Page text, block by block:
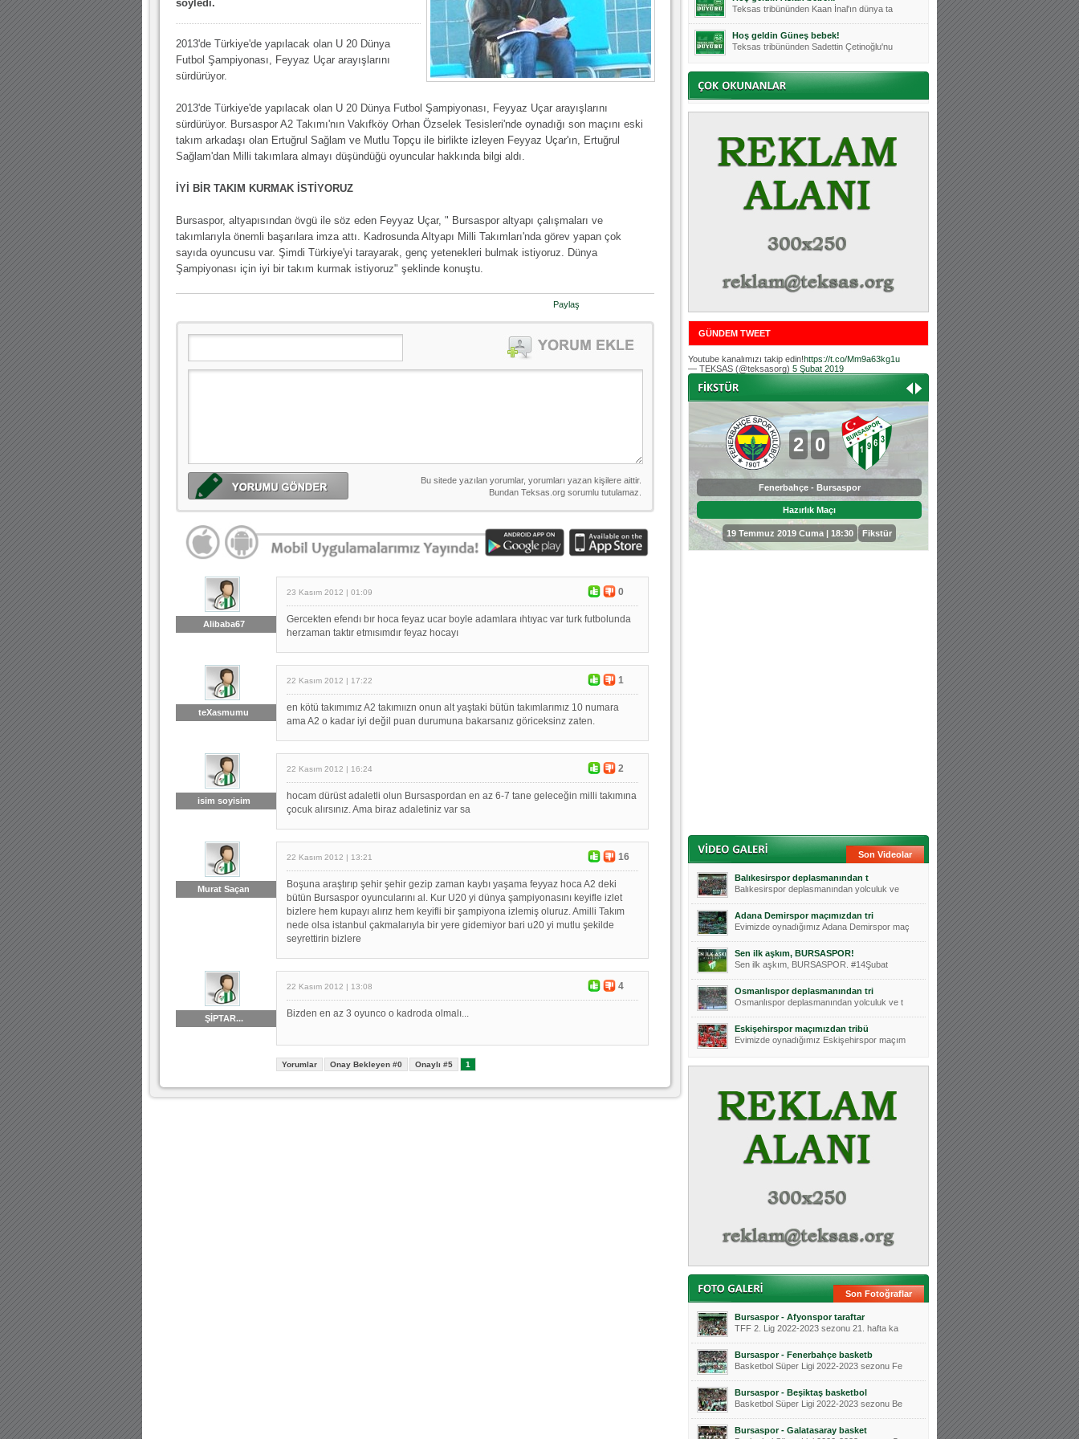
10.04.2023 14:44 |Hoş geldin Göktuğ Bebek!
30.12.2022 18:00 |Hoş geldin Kadir Kağan Bebek!
11.11.2025 14:13 |
16.07.2024 14:32 |Hoş geldin Kerem Bebek!
08.01.2024 19:01 |Hoş geldin Aslan bebek!
03.01.2024 19:09 | Hoş geldin Güneş bebek!
söyledi.
2013'de Türkiye'de yapılacak olan U 20 Dünya
Futbol Şampiyonası, Feyyaz Uçar arayışlarını
sürdürüyor.
2013'de Türkiye'de yapılacak olan U 20 Dünya Futbol Şampiyonası, Feyyaz Uçar arayışlarını
sürdürüyor. Bursaspor A2 Takımı'nın Vakıfköy Orhan Özselek Tesisleri'nde oynadığı son maçını eski
takım arkadaşı olan Ertuğrul Sağlam ve Mutlu Topçu ile birlikte izleyen Feyyaz Uçar'ın, Ertuğrul
Sağlam'dan Milli takımlara almayı düşündüğü oyuncular hakkında bilgi aldı.
İYİ BİR TAKIM KURMAK İSTİYORUZ
Bursaspor, altyapısından övgü ile söz eden Feyyaz Uçar, " Bursaspor altyapı çalışmaları ve
takımlarıyla önemli başarılara imza attı. Kadrosunda Altyapı Milli Takımları'nda görev yapan çok
sayıda oyuncusu var. Şimdi Türkiye'yi tarayarak, genç yetenekleri bulmak istiyoruz. Dünya
Şampiyonası için iyi bir takım kurmak istiyoruz" şeklinde konuştu.
Paylaş
Alibaba67
23 Kasım 2012 | 01:09 0
Gercekten efendı bır hoca feyaz ucar boyle adamlara ıhtıyac var turk futbolunda
herzaman taktır etmısımdır feyaz hocayı
teXasmumu
22 Kasım 2012 | 17:22 1
en kötü takımımız A2 takımıızn onun alt yaştaki bütün takımlarımız 10 numara
ama A2 o kadar iyi değil puan durumuna bakarsanız göriceksinz zaten.
isim soyisim
22 Kasım 2012 | 16:24 2
hocam dürüst adaletli olun Bursaspordan en az 6-7 tane geleceğin milli takımına
çocuk alırsınız. Ama biraz adaletiniz var sa
Murat Saçan
22 Kasım 2012 | 13:21 16
Boşuna araştırıp şehir şehir gezip zaman kaybı yaşama feyyaz hoca A2 deki
bütün Bursaspor oyuncularını al. Kur U20 yi dünya şampiyonasını keyifle izlet
bizlere hem kupayı alırız hem keyifli bir şampiyona izlemiş oluruz. Amilli Takım
nede olsa istanbul çakmalarıyla bir yere gidemiyor bari u20 yi mutlu şekilde
seyrettirin bizlere
ŞİPTAR...
22 Kasım 2012 | 13:08 4
Bizden en az 3 oyunco o kadroda olmalı...
Yorumlar Onay Bekleyen #0 Onaylı #5 1
Teksas tribününden Kaan İnal'ın dünya ta
Hoş geldin Güneş bebek!
Teksas tribününden Sadettin Çetinoğlu'nu
Mutluluklar Ceyhun Tetik
Teksas tribünlerinin sevilen isimlerinde
Bursasporumuzun önü açılsın is
Hoş geldin Alaz Bebek!
Teksas.org sistem yöneticisi, ekibimizin
Hoş geldin Göktuğ Bebek!
Teksas.org ekibimizden ve tribünlerimizi
Teksas tribünlerinden Basri İleri'nin dü
Hoş geldin Kerem Bebek!
Tribünlerimizden Mesut Ulusoy'un (Duka)
Hoş geldin Aslan bebek!
Teksas tribününden Kaan İnal'ın dünya ta
Hoş geldin Güneş bebek!
Teksas tribününden Sadettin Çetinoğlu'nu
GÜNDEM TWEET
Youtube kanalımızı takip edin!https://t.co/Mm9a63kg1u
— TEKSAS (@teksasorg) 5 Şubat 2019
Bursaspor - Altınordu
1. Lig 32. Hafta
04 Temmuz 2020 Cumartesi | 20:00 Fikstür
2 0
Fenerbahçe - Bursaspor
Hazırlık Maçı
19 Temmuz 2019 Cuma | 18:30 Fikstür
0 3
Bursaspor - Sepahan
Hazırlık Maçı
25 Temmuz 2019 Perşembe |
Son Videolar
Balıkesirspor deplasmanından t
Balıkesirspor deplasmanından yolculuk ve
Adana Demirspor maçımızdan tri
Evimizde oynadığımız Adana Demirspor maç
Sen ilk aşkım, BURSASPOR!
Sen ilk aşkım, BURSASPOR. #14Şubat
Osmanlıspor deplasmanından tri
Osmanlıspor deplasmanından yolculuk ve t
Eskişehirspor maçımızdan tribü
Evimizde oynadığımız Eskişehirspor maçım
Son Fotoğraflar
Bursaspor - Afyonspor taraftar
TFF 2. Lig 2022-2023 sezonu 21. hafta ka
Bursaspor - Fenerbahçe basketb
Basketbol Süper Ligi 2022-2023 sezonu Fe
Bursaspor - Beşiktaş basketbol
Basketbol Süper Ligi 2022-2023 sezonu Be
Bursaspor - Galatasaray basket